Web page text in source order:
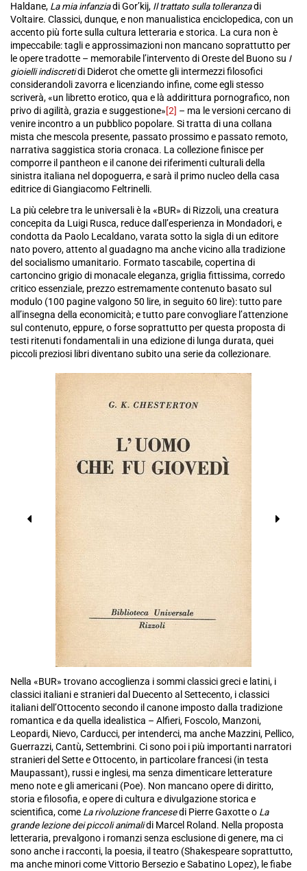
Haldane, La mia infanziadi Gor’kij, Il trattato sulla tolleranzadi
Voltaire. Classici, dunque, e non manualistica enciclopedica, con un
accento più forte sulla cultura letteraria e storica. La cura non è
impeccabile: tagli e approssimazioni non mancano soprattutto per
le opere tradotte – memorabile l’intervento di Oreste del Buono su I
gioielli indiscretidi Diderot che omette gli intermezzi filosofici
considerandoli zavorra e licenziando infine, come egli stesso
scriverà, «un libretto erotico, qua e là addirittura pornografico, non
privo di agilità, grazia e suggestione»[2] – ma le versioni cercano di
venire incontro a un pubblico popolare. Si tratta di una collana
mista che mescola presente, passato prossimo e passato remoto,
narrativa saggistica storia cronaca. La collezione finisce per
comporre il pantheon e il canone dei riferimenti culturali della
sinistra italiana nel dopoguerra, e sarà il primo nucleo della casa
editrice di Giangiacomo Feltrinelli.
La più celebre tra le universali è la «BUR» di Rizzoli, una creatura
concepita da Luigi Rusca, reduce dall’esperienza in Mondadori, e
condotta da Paolo Lecaldano, varata sotto la sigla di un editore
nato povero, attento al guadagno ma anche vicino alla tradizione
del socialismo umanitario. Formato tascabile, copertina di
cartoncino grigio di monacale eleganza, griglia fittissima, corredo
critico essenziale, prezzo estremamente contenuto basato sul
modulo (100 pagine valgono 50 lire, in seguito 60 lire): tutto pare
all’insegna della economicità; e tutto pare convogliare l’attenzione
sul contenuto, eppure, o forse soprattutto per questa proposta di
testi ritenuti fondamentali in una edizione di lunga durata, quei
piccoli preziosi libri diventano subito una serie da collezionare.
Nella «BUR» trovano accoglienza i sommi classici greci e latini, i
classici italiani e stranieri dal Duecento al Settecento, i classici
italiani dell’Ottocento secondo il canone imposto dalla tradizione
romantica e da quella idealistica – Alfieri, Foscolo, Manzoni,
Leopardi, Nievo, Carducci, per intenderci, ma anche Mazzini, Pellico,
Guerrazzi, Cantù, Settembrini. Ci sono poi i più importanti narratori
stranieri del Sette e Ottocento, in particolare francesi (in testa
Maupassant), russi e inglesi, ma senza dimenticare letterature
meno note e gli americani (Poe). Non mancano opere di diritto,
storia e filosofia, e opere di cultura e divulgazione storica e
scientifica, come La rivoluzione francesedi Pierre Gaxotte o La
grande lezione dei piccoli animalidi Marcel Roland. Nella proposta
letteraria, prevalgono i romanzi senza esclusione di genere, ma ci
sono anche i racconti, la poesia, il teatro (Shakespeare soprattutto,
ma anche minori come Vittorio Bersezio e Sabatino Lopez), le fiabe